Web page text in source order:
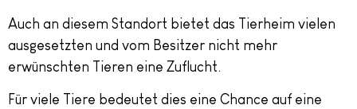
Auch an diesem Standort bietet das Tierheim vielen
ausgesetzten und vom Besitzer nicht mehr
erwünschten Tieren eine Zuflucht.
Für viele Tiere bedeutet dies eine Chance auf eine